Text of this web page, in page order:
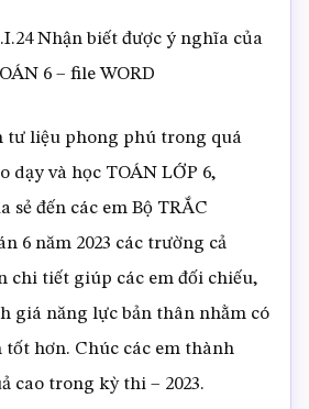
Nhận biết được ý nghĩa của
6 – file WORD
tư liệu phong phú trong quá
dạy và học TOÁN LỚP 6,
sẻ đến các em Bộ TRẮC
6 năm 2023 các trường cả
chi tiết giúp các em đối chiếu,
giá năng lực bản thân nhằm có
tốt hơn. Chúc các em thành
cao trong kỳ thi – 2023.